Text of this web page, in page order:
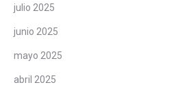
julio 2025
junio 2025
mayo 2025
abril 2025